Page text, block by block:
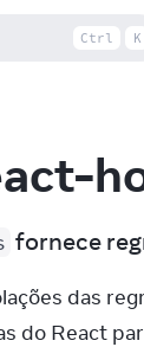
Ctrl K
fornece
das
do React